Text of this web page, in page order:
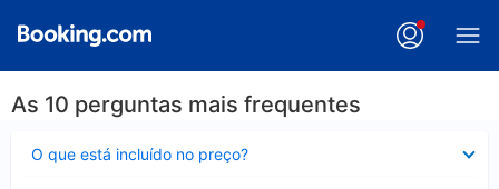
As 10 perguntas mais frequentes
O que está incluído no preço?